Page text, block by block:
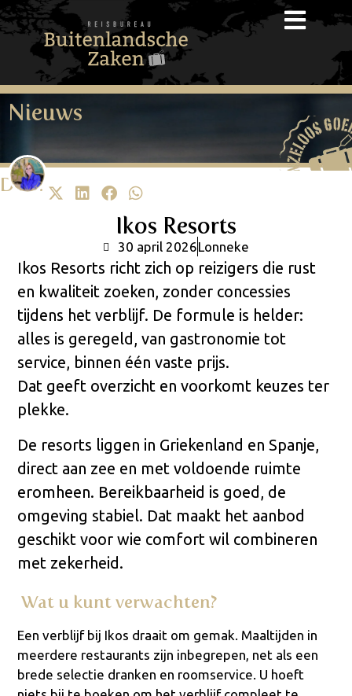
Nieuws
Ikos Resorts
30 april 2026Lonneke
Ikos Resorts richt zich op reizigers die rust
en kwaliteit zoeken, zonder concessies
tijdens het verblijf. De formule is helder:
alles is geregeld, van gastronomie tot
service, binnen één vaste prijs.
Dat geeft overzicht en voorkomt keuzes ter
plekke.
De resorts liggen in Griekenland en Spanje,
direct aan zee en met voldoende ruimte
eromheen. Bereikbaarheid is goed, de
omgeving stabiel. Dat maakt het aanbod
geschikt voor wie comfort wil combineren
met zekerheid.
Deel!
Wat u kunt verwachten?
Een verblijf bij Ikos draait om gemak. Maaltijden in
meerdere restaurants zijn inbegrepen, net als een
brede selectie dranken en roomservice. U hoeft